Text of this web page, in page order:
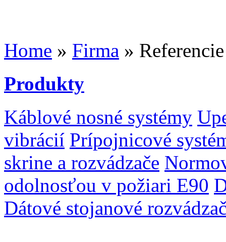
Home » Firma » Referencie
Produkty
Káblové nosné systémy
vibrácií Prípojnicové
skrine a rozvádzače
odolnosťou v požiari E90
Dátové stojanové